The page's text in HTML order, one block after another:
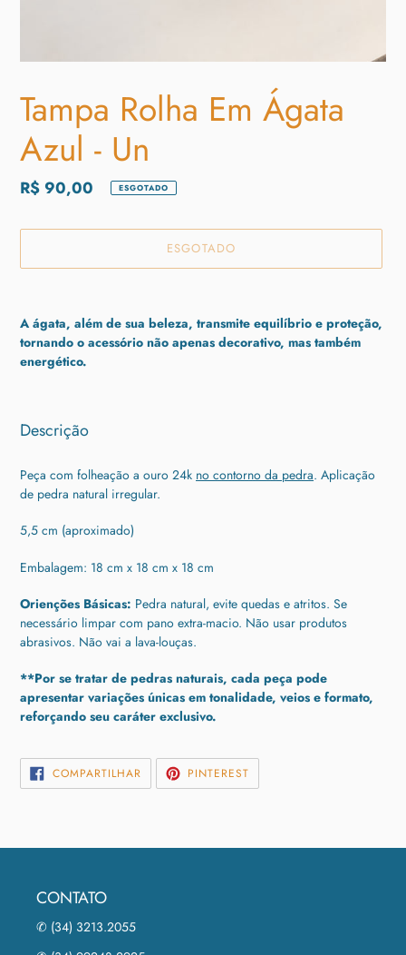
Tampa Rolha Em Ágata
Azul - Un
Preço
R$ 90,00 ESGOTADO
ESGOTADO
o
produto
ao
seu
A ágata, além de sua beleza, transmite equilíbrio e proteção,
tornando o acessório não apenas decorativo, mas também
energético.
Descrição
Peça com folheação a ouro 24k no contorno da pedra. Aplicação
de pedra natural irregular.
5,5 cm (aproximado)
Embalagem: 18 cm x 18 cm x 18 cm
Orienções Básicas: Pedra natural, evite quedas e atritos. Se
necessário limpar com pano extra-macio. Não usar produtos
abrasivos. Não vai a lava-louças.
**Por se tratar de pedras naturais, cada peça pode
apresentar variações únicas em tonalidade, veios e formato,
reforçando seu caráter exclusivo.
COMPARTILHAR COMPARTILHAR
NO
FACEBOOK
PINTEREST
PIN
CONTATO
✆ (34) 3213.2055